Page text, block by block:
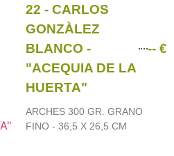
22 - CARLOS
GONZÀLEZ
BLANCO -
"ACEQUIA DE LA
HUERTA"
-- €
ARCHES 300 GR. GRANO
FINO - 36,5 X 26,5 CM